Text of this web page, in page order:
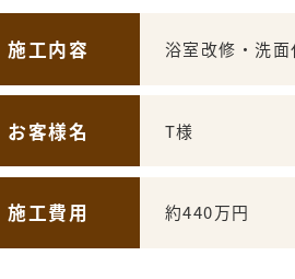
施工内容 浴室改修・洗
お客様名 T様
施工費用 約440万円